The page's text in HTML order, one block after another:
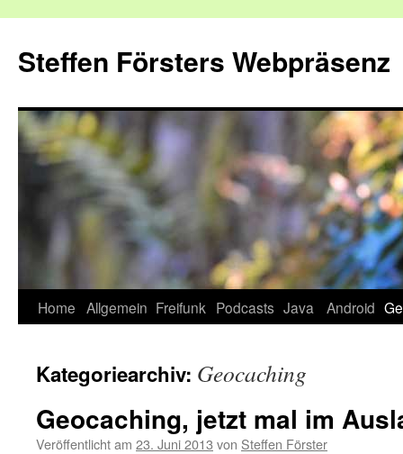
springen
Steffen Försters Webpräsenz
Home Allgemein Freifunk Podcasts Java Android
Kategoriearchiv: Geocaching
Geocaching, jetzt mal im
Veröffentlicht am 23. Juni 2013 von Steffen Förster